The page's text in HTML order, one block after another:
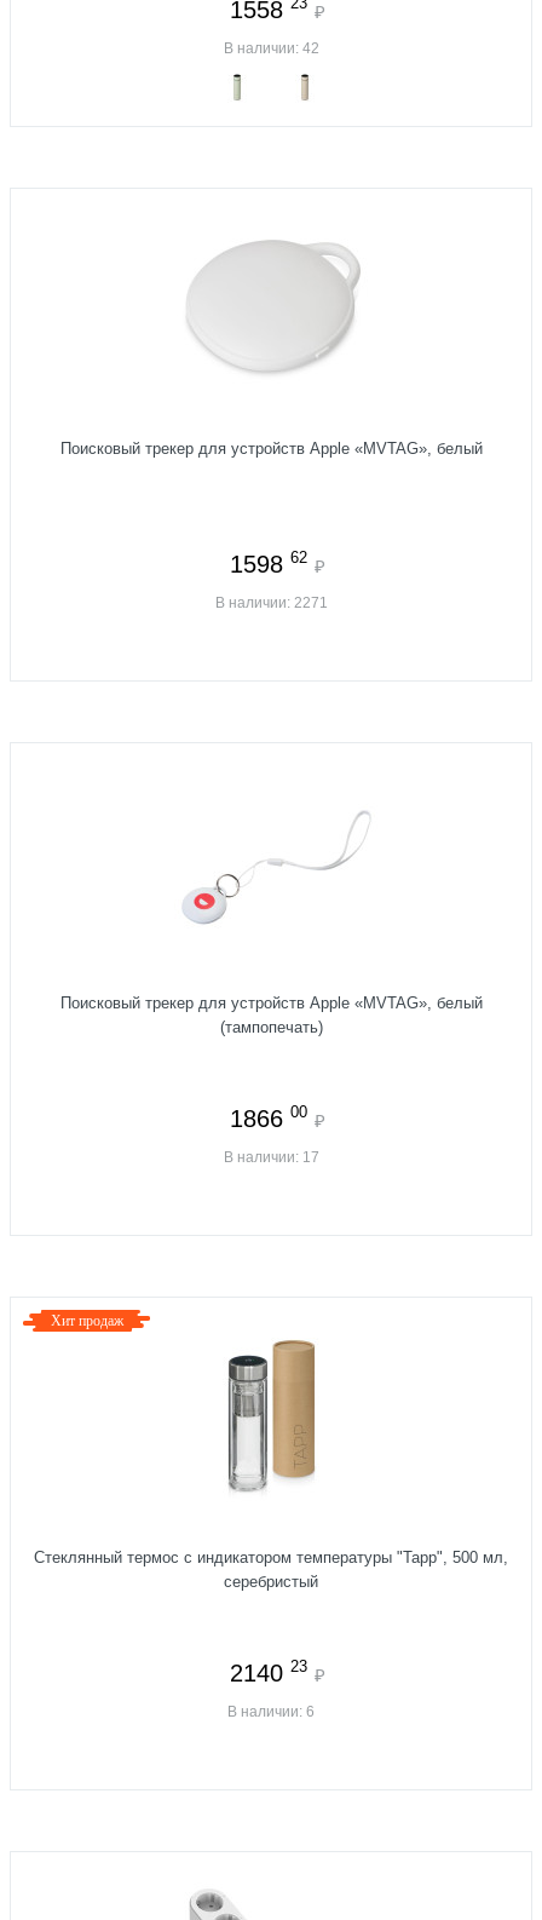
1558 ₽
В наличии: 42
Поисковый трекер для устройств Apple «MVTAG», белый
1598 62 ₽
В наличии: 2271
Поисковый трекер для устройств Apple «MVTAG», белый
(тампопечать)
1866 00 ₽
В наличии: 17
Хит продаж
Стеклянный термос с индикатором температуры "Tapp", 500 мл,
серебристый
2140 23 ₽
В наличии: 6